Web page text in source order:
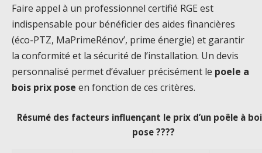
Faire appel à un professionnel certifié RGE est
indispensable pour bénéficier des aides financières
(éco-PTZ, MaPrimeRénov’, prime énergie) et garantir
la conformité et la sécurité de l’installation. Un devis
personnalisé permet d’évaluer précisément le poele a
bois prix pose en fonction de ces critères.
Résumé des facteurs influençant le prix d’un poêle à
pose ????